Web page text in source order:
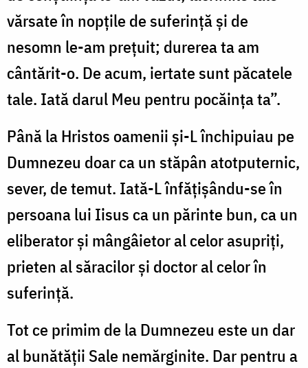
vărsate în nopţile de suferinţă şi de
nesomn le-am preţuit; durerea ta am
cântărit-o. De acum, iertate sunt păcatele
tale. Iată darul Meu pentru pocăinţa ta”.
Până la Hristos oamenii şi-L închipuiau pe
Dumnezeu doar ca un stăpân atotputernic,
sever, de temut. Iată-L înfăţişându-se în
persoana lui Iisus ca un părinte bun, ca un
eliberator şi mângâietor al celor asupriţi,
prieten al săracilor şi doctor al celor în
suferinţă.
Tot ce primim de la Dumnezeu este un dar
al bunătăţii Sale nemărginite. Dar pentru a